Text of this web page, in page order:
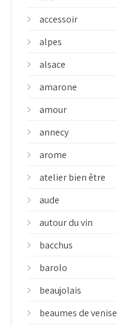
accessoir
alpes
alsace
amarone
amour
annecy
arome
atelier bien être
aude
autour du vin
bacchus
barolo
beaujolais
beaumes de venise